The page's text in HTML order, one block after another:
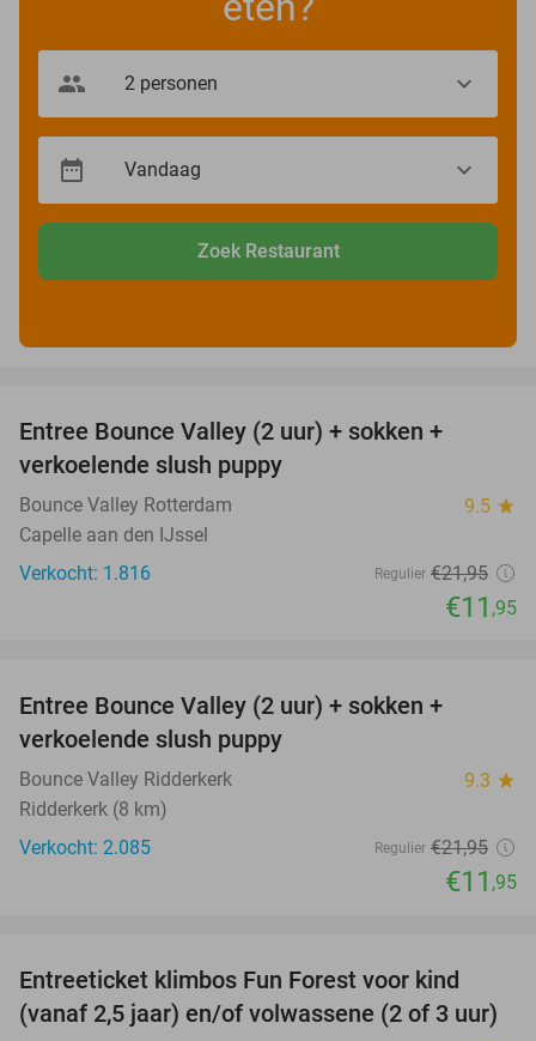
Zoek Restaurant
Entree Bounce Valley (2 uur) + sokken +
verkoelende slush puppy
Bounce Valley Rotterdam 9.5 star
Capelle aan den IJssel
Verkocht: 1.816
Regulier €21,95
€11 ,95
Entree Bounce Valley (2 uur) + sokken +
verkoelende slush puppy
Bounce Valley Ridderkerk 9.3 star
Ridderkerk (8 km)
Verkocht: 2.085
Regulier €21,95
€11 ,95
Entreeticket klimbos Fun Forest voor kind
(vanaf 2,5 jaar) en/of volwassene (2 of 3 uur)